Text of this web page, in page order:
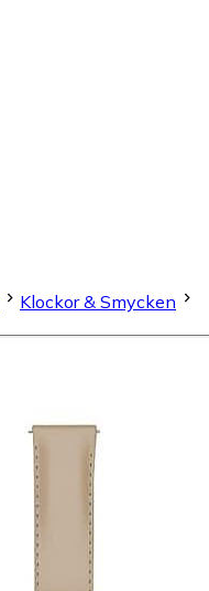
Klockor & Smycken